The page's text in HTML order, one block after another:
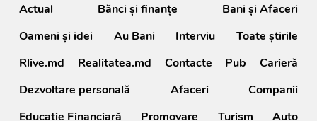
Actual Bănci şi finanţe
Bani și Afaceri
Oameni şi idei
Au Bani Interviu
Toate știrile
Rlive.md
Realitatea.md Contacte Pub
Carieră
Dezvoltare personală
Afaceri
Companii
Educație Financiară
Promovare Turism Auto